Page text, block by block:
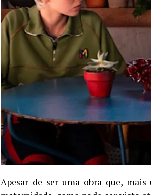
Apesar de ser uma obra que,